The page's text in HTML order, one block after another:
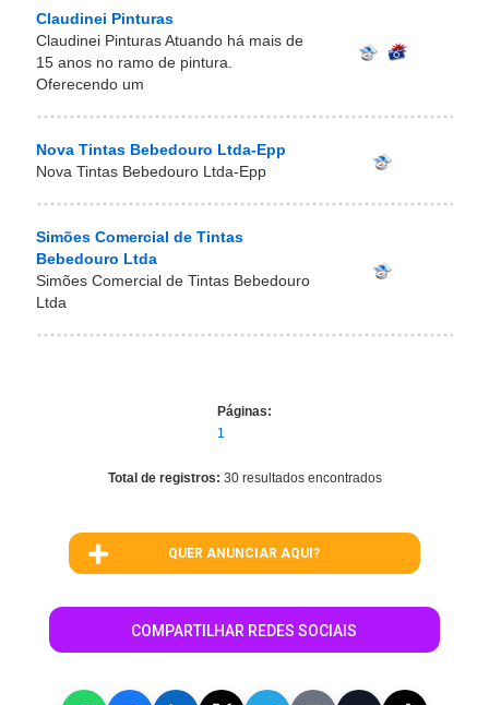
Claudinei Pinturas
Claudinei Pinturas Atuando há mais de
15 anos no ramo de pintura.
Oferecendo um
Nova Tintas Bebedouro Ltda-Epp
Nova Tintas Bebedouro Ltda-Epp
Simões Comercial de Tintas
Bebedouro Ltda
Simões Comercial de Tintas Bebedouro
Ltda
Páginas:
1
Total de registros: 30 resultados encontrados
QUER ANUNCIAR AQUI?
COMPARTILHAR REDES SOCIAIS